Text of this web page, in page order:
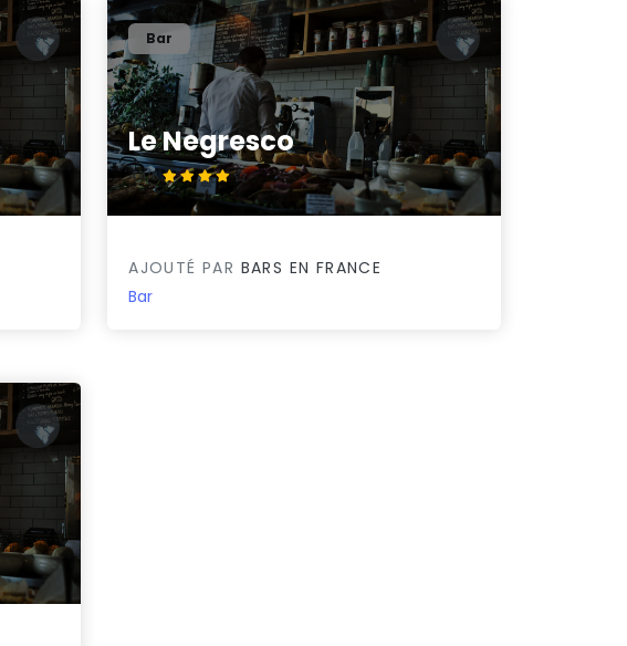
Le Negresco
4.4/5
Bar
AJOUTÉ PAR BARS EN FRANCE
Bar